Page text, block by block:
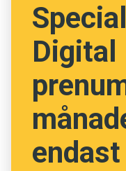
Digital